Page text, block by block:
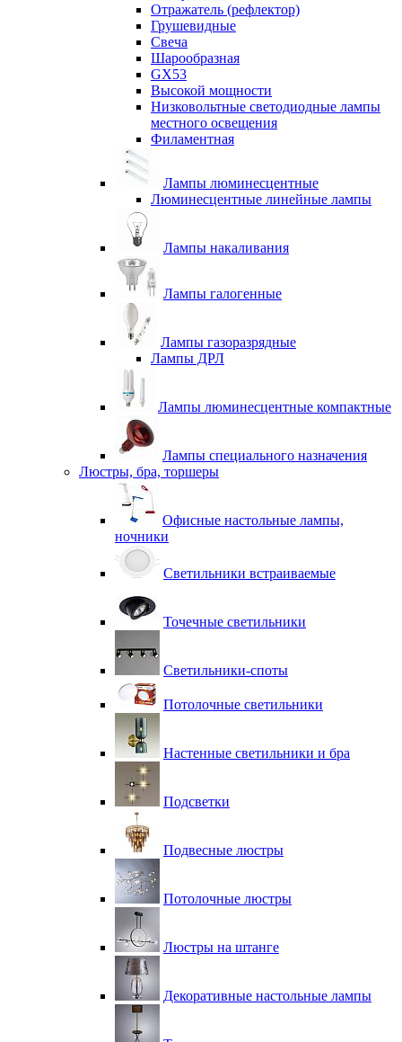
Отражатель (рефлектор)
Грушевидные
Свеча
Шарообразная
GX53
Высокой мощности
Низковольтные светодиодные лампы
местного освещения
Филаментная
Лампы люминесцентные
Люминесцентные линейные лампы
Лампы накаливания
Лампы галогенные
Лампы газоразрядные
Лампы ДРЛ
Лампы люминесцентные компактные
Лампы специального назначения
Люстры, бра, торшеры
Офисные настольные лампы,
ночники
Светильники встраиваемые
Точечные светильники
Светильники-споты
Потолочные светильники
Настенные светильники и бра
Подсветки
Подвесные люстры
Потолочные люстры
Люстры на штанге
Декоративные настольные лампы